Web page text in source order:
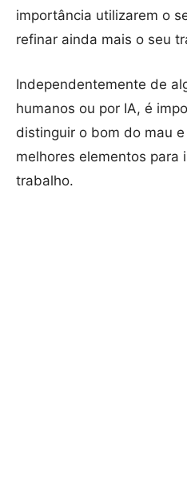
importância utilizarem o
refinar ainda mais o seu
Independentemente de
humanos ou por IA, é
distinguir o bom do mau
melhores elementos para
trabalho.